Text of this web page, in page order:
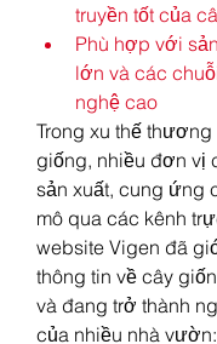
truyền tốt của
Phù hợp với
lớn và các
nghệ cao
Trong xu thế
giống, nhiều đơn vị
sản xuất, cung ứng
mô qua các kênh
website Vigen đã
thông tin về cây
và đang trở thành